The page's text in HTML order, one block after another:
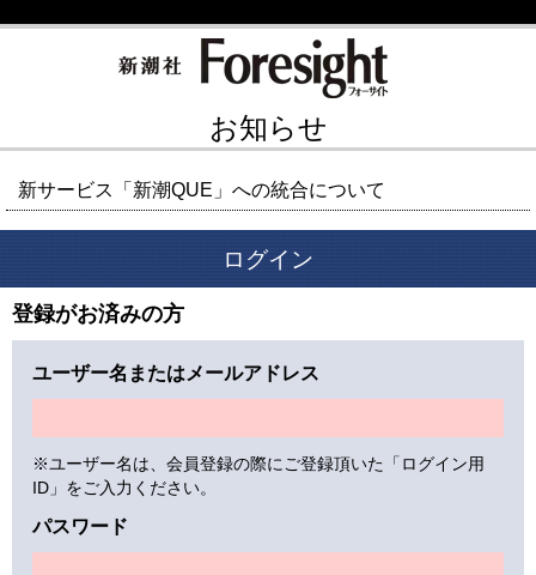
お知らせ
新サービス「新潮QUE」への統合について
ログイン
登録がお済みの方
ユーザー名またはメールアドレス
※ユーザー名は、会員登録の際にご登録頂いた「ログイン用
ID」をご入力ください。
パスワード